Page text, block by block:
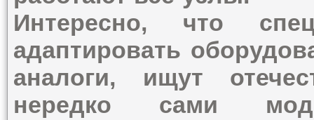
Интересно, что
адаптировать
аналоги, ищут
нередко сами